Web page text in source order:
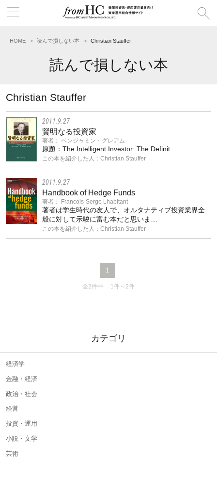
HOME 読んで損しない本 Christian Stauffer
読んで損しない本
Christian Stauffer
2011.9.27
賢明なる投資家
著者： ベンジャミン・グレアム
原題：The Intelligent Investor: The Definit…
この本を紹介した人：Christian Stauffer
2011.9.27
Handbook of Hedge Funds
著者： Francois-Serge Lhabitant
著者は学生時代の友人で、オルタナティブ投資業界全
般に対して示唆に富む本だと思いま…
この本を紹介した人：Christian Stauffer
1
全2件中 1件～2件
カテゴリ
経済学
金融・経済
政治・社会
経営
投資・運用
小説・文学
芸術